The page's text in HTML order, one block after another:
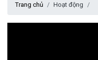
Trang chủ Hoạt động